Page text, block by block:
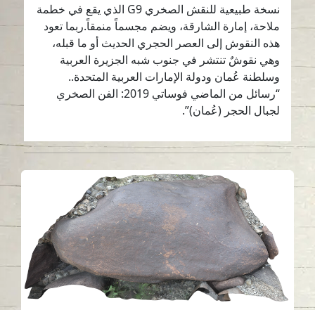
نسخة طبيعية للنقش الصخري G9 الذي يقع في خطمة
ملاحة، إمارة الشارقة، ويضم مجسماً منمقاً.ربما تعود
هذه النقوش إلى العصر الحجري الحديث أو ما قبله،
وهي نقوشٌ تنتشر في جنوب شبه الجزيرة العربية
وسلطنة عُمان ودولة الإمارات العربية المتحدة..
“رسائل من الماضي فوساتي 2019: الفن الصخري
لجبال الحجر (عُمان)”.